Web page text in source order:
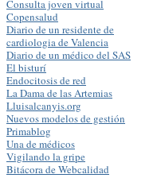
Consulta joven virtual
Copensalud
Diario de un residente de
cardiologia de Valencia
Diario de un médico del SAS
El bisturí
Endocitosis de red
La Dama de las Artemias
Lluisalcanyis.org
Nuevos modelos de gestión
Primablog
Una de médicos
Vigilando la gripe
Bitácora de Webcalidad